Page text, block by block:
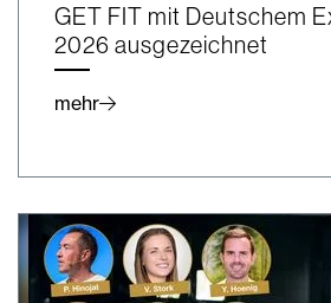
GET FIT mit Deutschem
2026 ausgezeichnet
mehr